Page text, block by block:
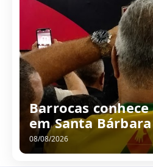
Barrocas
em Santa Bárbara
08/08/2026